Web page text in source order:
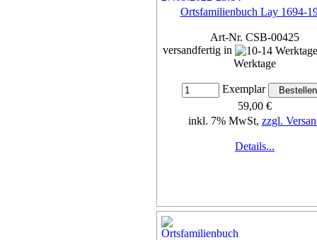
Ortsfamilienbuch Lay 1694-
Art-Nr. CSB-00425
versandfertig in
Werktage
Exemplar
59,00 €
inkl. 7% MwSt, zzgl.
Details...